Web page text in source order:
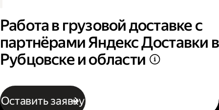
Работа в грузовой доставке с
партнёрами Яндекс Доставки в
Рубцовске и области
Оставить заявку